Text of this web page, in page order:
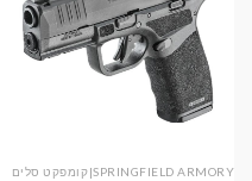
SPRINGFIELD ARMORY|קומפקט סלים